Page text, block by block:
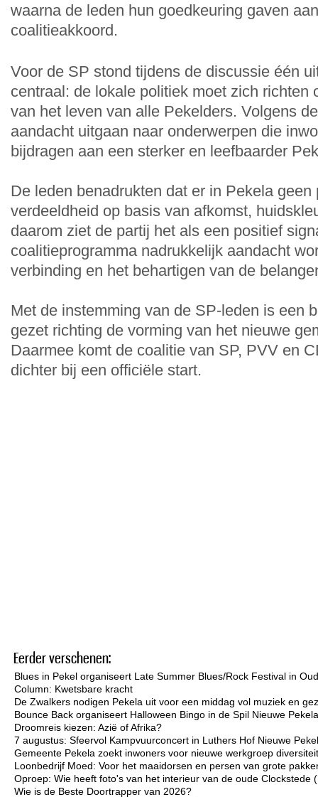
waarna de leden hun goedkeuring gaven
coalitieakkoord.
Voor de SP stond tijdens de discussie één
centraal: de lokale politiek moet zich richten
van het leven van alle Pekelders. Volgens
aandacht uitgaan naar onderwerpen die
bijdragen aan een sterker en leefbaarder
De leden benadrukten dat er in Pekela geen
verdeeldheid op basis van afkomst,
daarom ziet de partij het als een positief
coalitieprogramma nadrukkelijk aandacht
verbinding en het behartigen van de
Met de instemming van de SP-leden is een
gezet richting de vorming van het nieuwe
Daarmee komt de coalitie van SP, PVV en
dichter bij een officiële start.
Eerder verschenen:
Blues in Pekel organiseert Late Summer Blues/Rock Festival in
Column: Kwetsbare kracht
De Zwalkers nodigen Pekela uit voor een middag vol muziek en
Bounce Back organiseert Halloween Bingo in de Spil Nieuwe Pekela
Droomreis kiezen: Azië of Afrika?
7 augustus: Sfeervol Kampvuurconcert in Luthers Hof Nieuwe
Gemeente Pekela zoekt inwoners voor nieuwe werkgroep
Loonbedrijf Moed: Voor het maaidorsen en persen van grote
Oproep: Wie heeft foto's van het interieur van de oude Clockstede
Wie is de Beste Doortrapper van 2026?